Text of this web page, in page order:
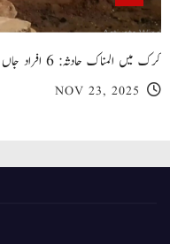
کرک میں المناک حادثہ: 6 افراد جاں بحق، متعدد زخمی
NOV 23, 2025